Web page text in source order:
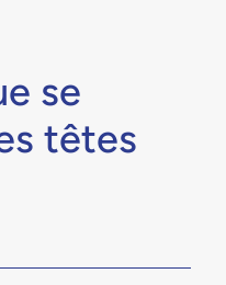
se
têtes